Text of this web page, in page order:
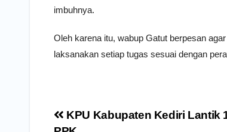
imbuhnya.
Oleh karena itu, wabup Gatut berpesan
laksanakan setiap tugas sesuai dengan
Navigasi
KPU Kabupaten Kediri Lantik